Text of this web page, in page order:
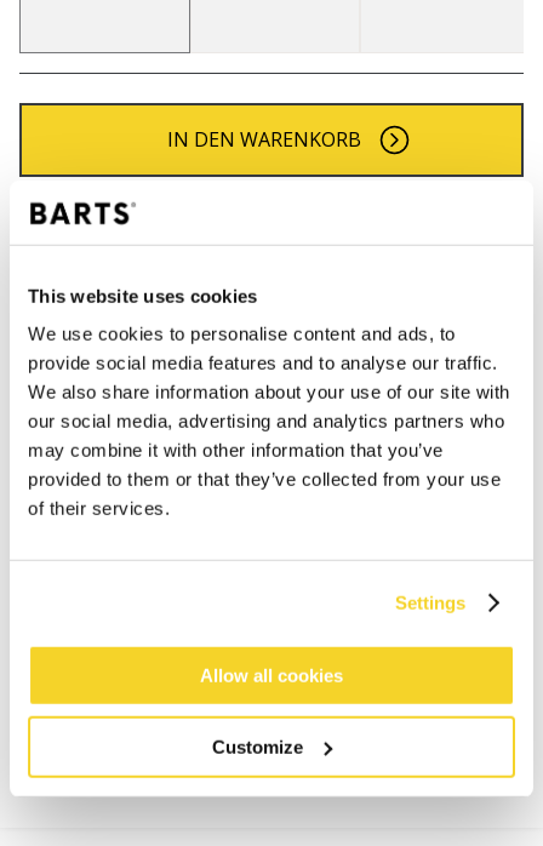
This website uses cookies
We use cookies to personalise content and ads, to
provide social media features and to analyse our traffic.
We also share information about your use of our site with
our social media, advertising and analytics partners who
may combine it with other information that you’ve
provided to them or that they’ve collected from your use
of their services.
Settings
Allow all cookies
Customize
IN DEN WARENKORB
Bestellungen, die vor 12 Uhr MEZ (Montag bis
Freitag) bei uns eingehen, werden noch am selben
Kostenlose Lieferung für Bestellungen über 50€
innerhalb Deutschland
30 Tage Rückgaberecht
BESCHREIBUNG
Pom Beanie für Damen